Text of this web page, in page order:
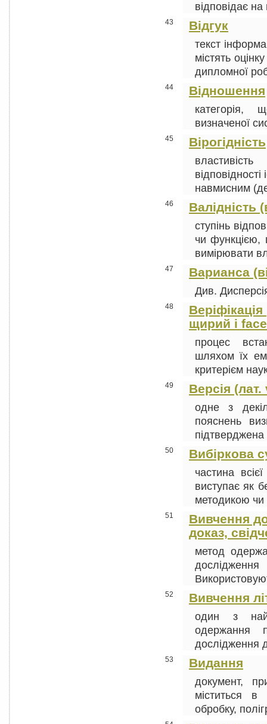
відповідає
43 Відгук
текст
містять
дипломної
44 Відношення
категорія,
визначеної
45 Вірогідність
навмисним
46 Валідність
ступінь
чи функцією,
вимірювати
47 Варианса
Див.
48
щирий і
процес
шляхом їх
критерієм
49 Версія
одне з
пояснень
50 Вибіркова
частина
виступає як
методикою
51
Вивчення
доказ,
метод
52 Вивчення
один з
одержання
дослідження
53 Видання
документ,
міститься
обробку,